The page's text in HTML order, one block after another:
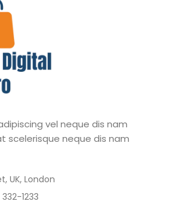
vel neque dis nam
scelerisque neque dis nam
UK, London
1233